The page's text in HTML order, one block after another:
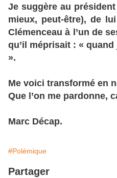
Je suggère au président
mieux, peut-être), de
Clémenceau à l’un de
qu’il méprisait : «
».
Me voici transformé en
Que l’on me pardonne,
Marc Décap.
#Polémique
Partager